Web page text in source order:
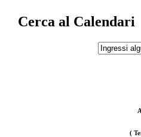
Cerca al Calendari
(